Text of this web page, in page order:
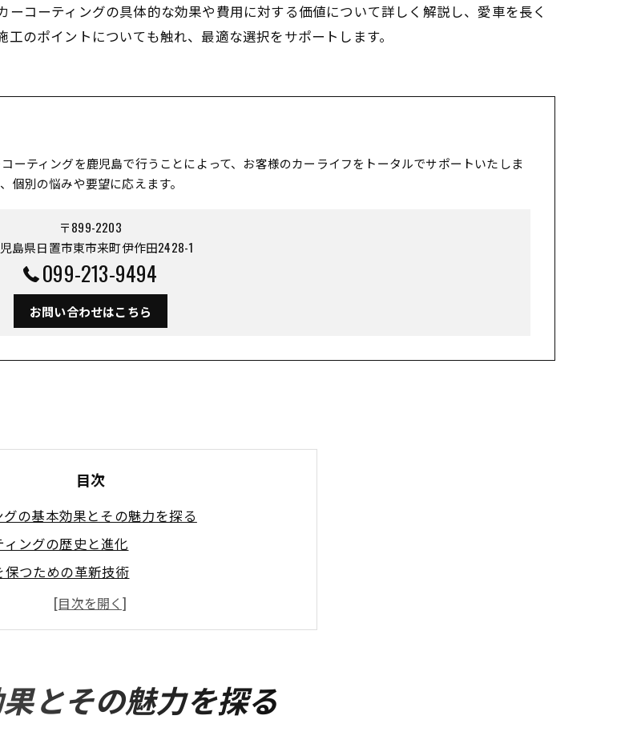
コーティングの具体的な効果や費用に対する価値について詳しく解説し、愛車を長く
のポイントについても触れ、最適な選択をサポートします。
ーティングを鹿児島で行うことによって、お客様のカーライフをトータルでサポートいたしま
個別の悩みや要望に応えます。
〒899-2203
島県日置市東市来町伊作田2428-1
099-213-9494
お問い合わせはこちら
目次
の基本効果とその魅力を探る
ィングの歴史と進化
保つための革新技術
ィングが与える車の価値向上
いカーコーティングの選び方
ングの効果を最大化する方法
コーティングがもたらす長持ち効果
とその魅力を探る